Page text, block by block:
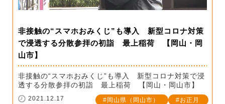
非接触の“スマホおみくじ”も導入 新型コロナ対策
で浸透する分散参拝の初詣 最上稲荷 【岡山・岡
山市】
非接触の“スマホおみくじ”も導入 新型コロナ対策で浸
透する分散参拝の初詣 最上稲荷 【岡山・岡山市】
2021.12.17 岡山県（岡山市） お正月